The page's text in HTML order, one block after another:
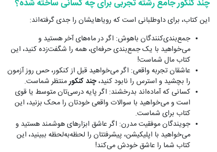
چند کنکور جامع رشته تجربی برای چه کسانی ساخته شده؟
این کتاب، برای داوطلبانی است که رویاهایشان را جدی گرفته‌اند:
جمع‌بندی‌کنندگان باهوش: اگر در ماه‌های آخر هستید و
می‌خواهید با یک جمع‌بندی حرفه‌ای، همه را شگفت‌زده کنید، این
کتاب مال شماست!
عاشقان تجربه واقعی: اگر می‌خواهید قبل از کنکور، حس روز آزمون
را بچشید و استرس را نابود کنید،چند کنکورمنتظر شماست.
کسانی که آماده‌اند بدرخشند: اگر پایه درسی‌تان متوسط یا قوی
است و می‌خواهید با سوالات واقعی خودتان را محک بزنید، این
کتاب برای شماست.
جویندگان موفقیت مدرن: اگر عاشق ابزارهای هوشمند هستید و
می‌خواهید با اپلیکیشن، پیشرفتتان را لحظه‌به‌لحظه ببینید، این
کتاب شما را عاشق خودش می‌کند!